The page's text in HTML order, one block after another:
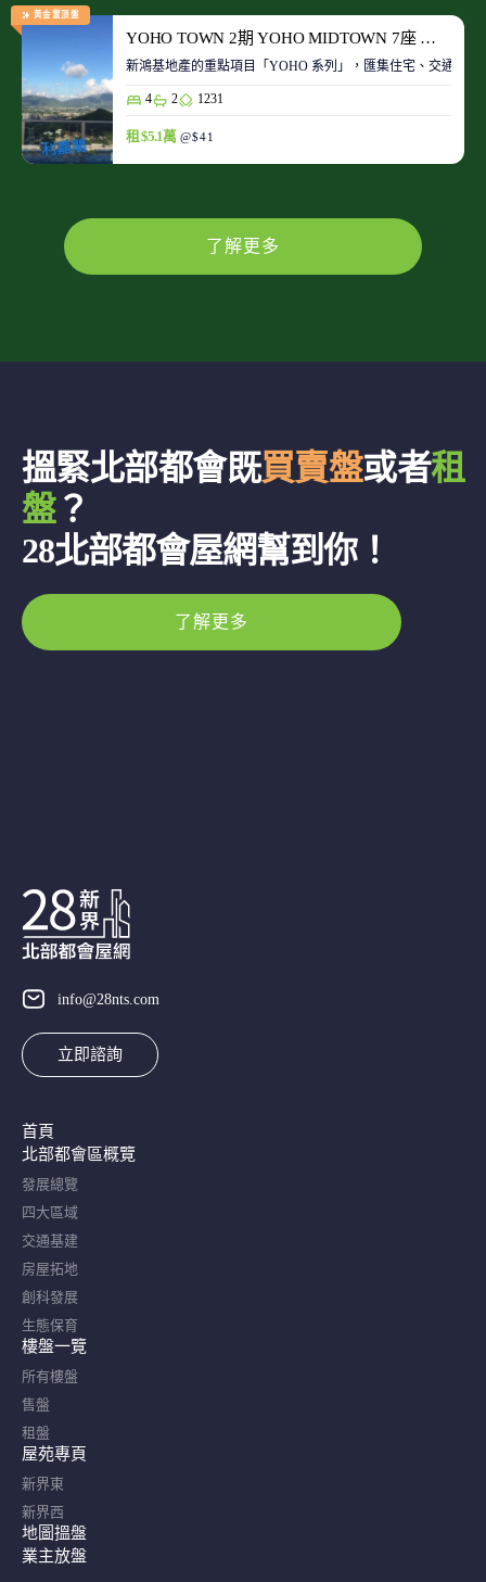
黃金置頂盤
YOHO TOWN 2期 YOHO MIDTOWN 7座 極高層 D室
新鴻基地產的重點項目「YOHO 系列」，匯集住宅、交通、
4 2 1231
租 $5.1萬 @$41
了解更多
搵緊北部都會既買賣盤或者租
盤？
28北部都會屋網幫到你！
了解更多
info@28nts.com
立即諮詢
首頁
北部都會區概覽​
發展總覽
四大區域
交通基建
房屋拓地
創科發展
生態保育
樓盤一覽
所有樓盤
售盤
租盤
屋苑專頁
新界東
新界西
地圖搵盤
業主放盤